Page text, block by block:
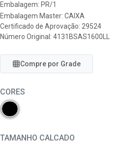
Embalagem: PR/1
Embalagem Master: CAIXA
Certificado de Aprovação: 29524
Número Original: 4131BSAS1600LL
Compre por Grade
CORES
TAMANHO CALCADO